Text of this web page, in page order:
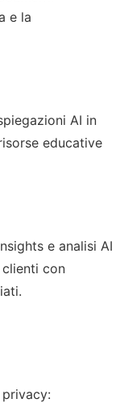
e la
AI in
educative
e analisi AI
con